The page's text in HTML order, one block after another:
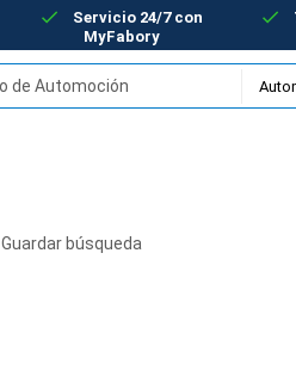
Servicio 24/7 con
MyFabory
Guardar búsqueda